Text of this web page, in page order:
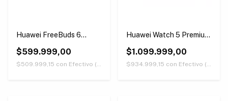
Huawei FreeBuds 6
$599.999,00
$509.999,15 con Efectivo (Únicamente retirando en nuestras sucursales)
Huawei Watch 5 Premium
$1.099.999,00
$934.999,15 con Efectivo (Únicamente retirando en nuestras sucursales)